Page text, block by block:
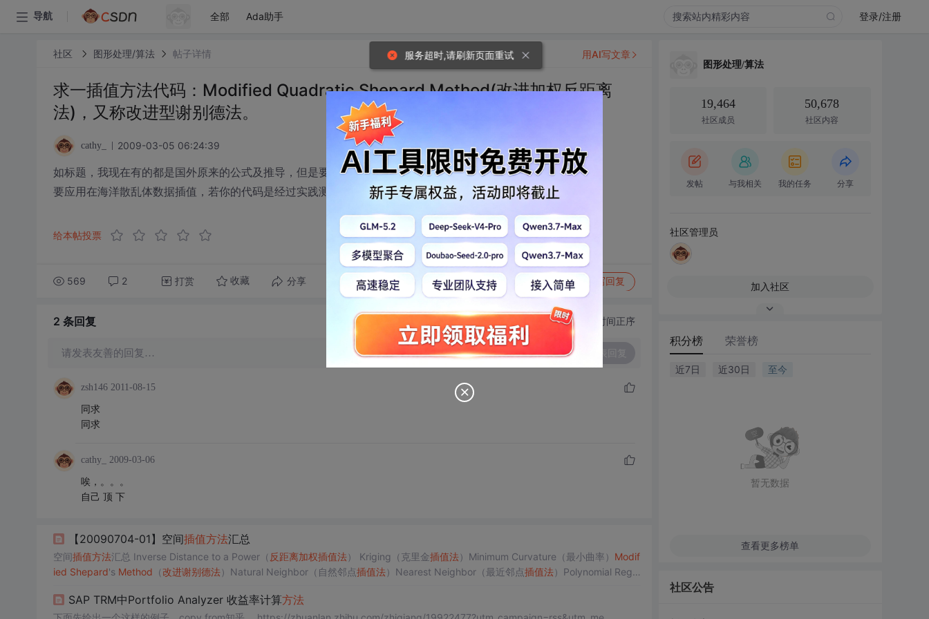
导航 全部 Ada助手 登录/注册
社区 图形处理/算法 帖子详情
求一插值方法代码：Modified Quadratic Shepard Method(改进加权反距离
法)，又称改进型谢别德法。
cathy_ 2009-03-05 06:24:39
如标题，我现在有的都是国外原来的公式及推导，但是要vc实现还没有清晰思路，希望有代码的朋友能帮忙。
要应用在海洋散乱体数据插值，若你的代码是经过实践测试的那更好了，
给本帖投票
569 2 打赏 收藏 分享 转发到动态 举报 写回复
用AI写文章
2 条回复 切换为时间正序
请发表友善的回复…
zsh146 2011-08-15
同求
同求
cathy_ 2009-03-06
唉，。。。
自己 顶 下
【20090704-01】空间插值方法汇总
空间插值方法汇总 Inverse Distance to a Power（ 反距离加权插值法） Kriging（克里金插值法）Minimum Curvature（最小曲率） Modif
ied Shepard's Method （ 改进谢别德法）Natural Neighbor（自然邻点插值法）Nearest Neighbor（最近邻点插值法）Polynomial Regr
SAP TRM中Portfolio Analyzer 收益率计算方法
图形处理/算法
19,464
社区成员
50,678
社区内容
发帖 与我相关 我的任务 分享
社区管理员
加入社区
积分榜 荣誉榜
近7日 近30日 至今
暂无数据
查看更多榜单
社区公告
服务超时,请刷新页面重试